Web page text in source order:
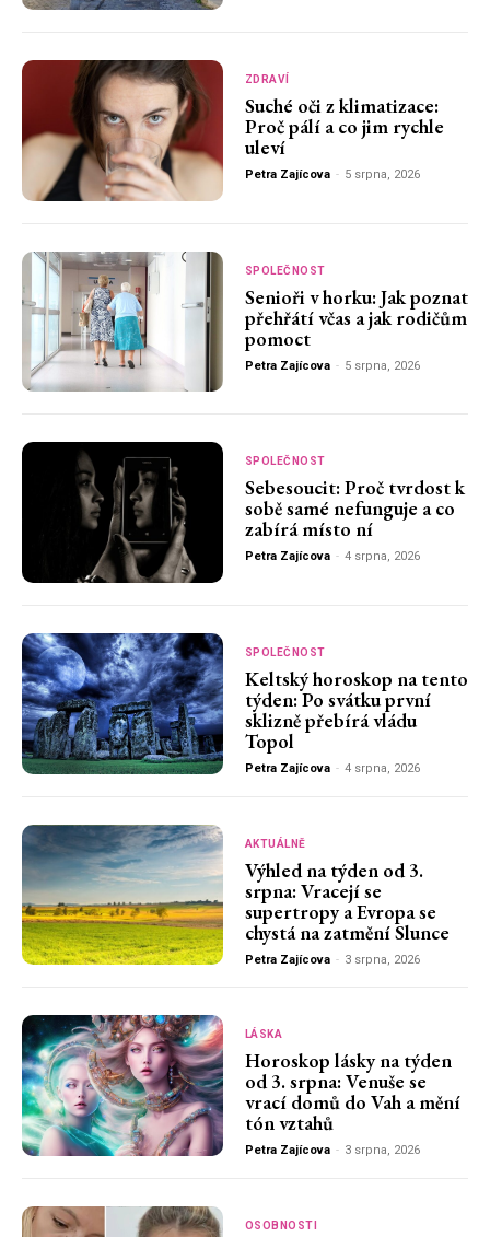
ZDRAVÍ
Suché oči z klimatizace:
Proč pálí a co jim rychle
uleví
Petra Zajícova - 5 srpna, 2026
SPOLEČNOST
Senioři v horku: Jak poznat
přehřátí včas a jak rodičům
pomoct
Petra Zajícova - 5 srpna, 2026
SPOLEČNOST
Sebesoucit: Proč tvrdost k
sobě samé nefunguje a co
zabírá místo ní
Petra Zajícova - 4 srpna, 2026
SPOLEČNOST
Keltský horoskop na tento
týden: Po svátku první
sklizně přebírá vládu
Topol
Petra Zajícova - 4 srpna, 2026
AKTUÁLNĚ
Výhled na týden od 3.
srpna: Vracejí se
supertropy a Evropa se
chystá na zatmění Slunce
Petra Zajícova - 3 srpna, 2026
LÁSKA
Horoskop lásky na týden
od 3. srpna: Venuše se
vrací domů do Vah a mění
tón vztahů
Petra Zajícova - 3 srpna, 2026
OSOBNOSTI